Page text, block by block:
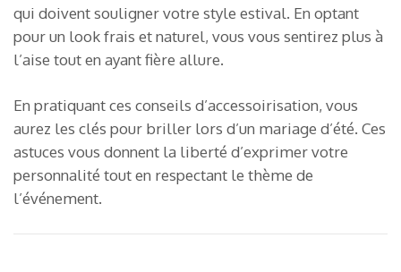
qui doivent souligner votre style estival. En optant
pour un look frais et naturel, vous vous sentirez plus à
l’aise tout en ayant fière allure.
En pratiquant ces conseils d’accessoirisation, vous
aurez les clés pour briller lors d’un mariage d’été. Ces
astuces vous donnent la liberté d’exprimer votre
personnalité tout en respectant le thème de
l’événement.